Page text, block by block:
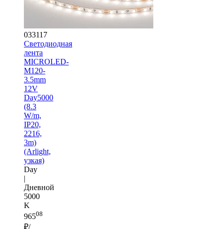
033117
Светодиодная
лента
MICROLED-
M120-
3.5mm
12V
Day5000
(8.3
W/m,
IP20,
2216,
3m)
(Arlight,
узкая)
Day
|
Дневной
5000
K
96508
₽/